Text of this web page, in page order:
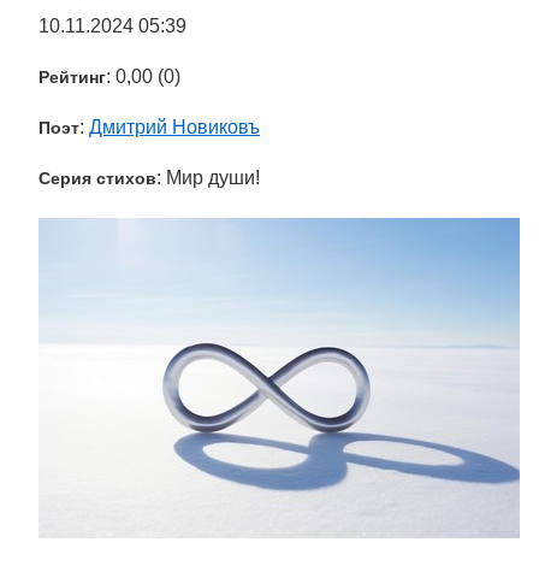
10.11.2024 05:39
Рейтинг: 0,00 (0)
Поэт: Дмитрий Новиковъ
Серия стихов: Мир души!